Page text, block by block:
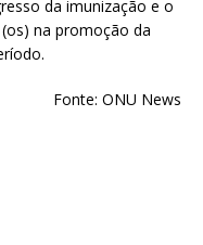
da imunização e o
na promoção da
Fonte: ONU News